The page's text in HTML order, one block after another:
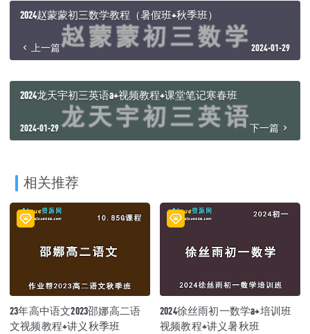
2024赵蒙蒙初三数学教程（暑假班+秋季班）
上一篇 2024-01-29
2024龙天宇初三英语a+视频教程+课堂笔记寒春班
2024-01-29 下一篇
相关推荐
23年高中语文2023邵娜高二语
文视频教程+讲义秋季班
2024徐丝雨初一数学a+培训班
视频教程+讲义暑秋班